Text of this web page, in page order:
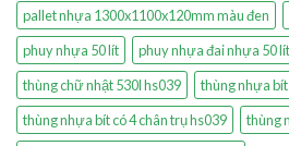
pallet nhựa 1300x1100x120mm màu đen
phuy nhựa 50 lít
phuy nhựa đai nhựa 50 lít
thùng chữ nhật 530l hs039
thùng nhựa
thùng nhựa bít có 4 chân trụ hs039
thùng